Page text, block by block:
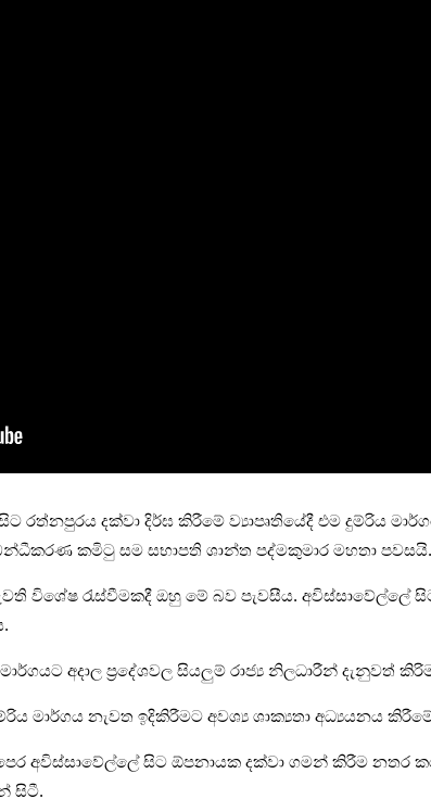
රත්නපුරය දක්වා දිර්ඝ කිරීමේ ව්‍යාපෘතියේදී එම දුම්රිය
කමිටු සම සභාපති ශාන්ත පද්මකුමාර මහතා පවසයි.
විශේෂ රැස්වීමකදී ඔහු මේ බව පැවසීය.
අදාල ප්‍රදේශවල සියලුම් රාජ්‍ය නිලධාරීන් දැනුවත්
මාර්ගය නැවත ඉදිකිරීමට අවශ්‍ය ශාක්‍යතා අධ්‍යයනය
අවිස්සාවේල්ලේ සිට ඕපනායක දක්වා ගමන් කිරීම
සිටී.